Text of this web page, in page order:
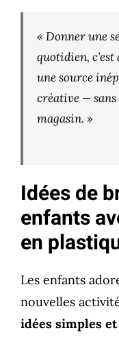
« Donner une
quotidien,
une source
créative — sans
magasin. »
Idées de
enfants
en
Les enfants
nouvelles
idées simples